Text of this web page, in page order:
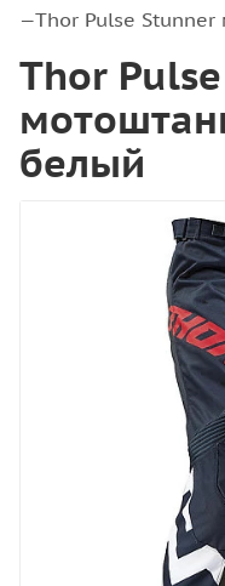
—Thor Pulse
Thor
белый